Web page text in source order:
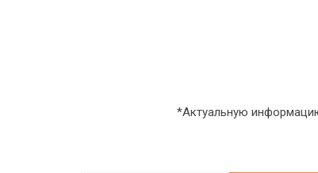
*Актуальную